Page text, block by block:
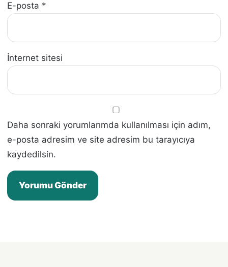
E-posta *
İnternet sitesi
Daha sonraki yorumlarımda kullanılması için adım,
e-posta adresim ve site adresim bu tarayıcıya
kaydedilsin.